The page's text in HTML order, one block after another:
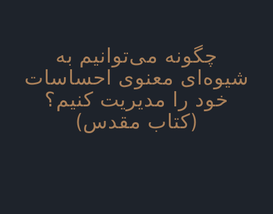
چگونه می‌توانیم به
شیوه‌ای معنوی احساسات
خود را مدیریت کنیم؟
(کتاب مقدس)